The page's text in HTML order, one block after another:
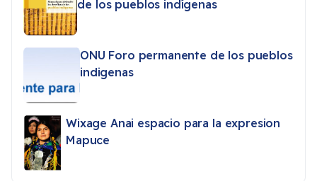
de los pueblos indígenas
ONU Foro permanente de los pueblos
indigenas
Wixage Anai espacio para la expresion
Mapuce